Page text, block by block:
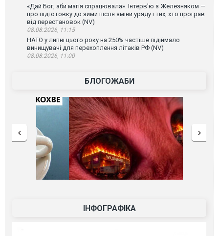
«Дай Бог, аби магія спрацювала». Інтерв'ю з Железняком —
про підготовку до зими після зміни уряду і тих, хто програв
від перестановок (NV)
08.08.2026, 11:15
НАТО у липні цього року на 250% частіше підіймало
винищувачі для перехоплення літаків РФ (NV)
08.08.2026, 11:00
БЛОГОЖАБИ
ІНФОГРАФІКА